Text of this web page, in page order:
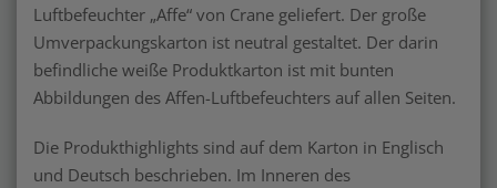
Luftbefeuchter „Affe“ von Crane geliefert. Der große
Umverpackungskarton ist neutral gestaltet. Der darin
befindliche weiße Produktkarton ist mit bunten
Abbildungen des Affen-Luftbefeuchters auf allen Seiten.
Die Produkthighlights sind auf dem Karton in Englisch
und Deutsch beschrieben. Im Inneren des